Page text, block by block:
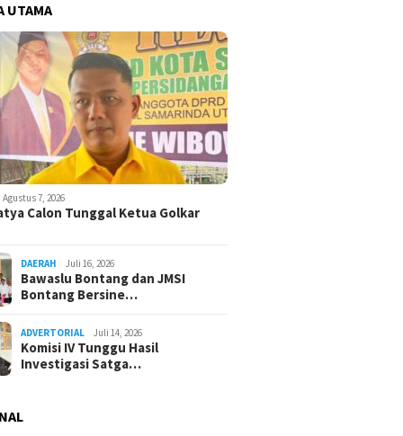
UTAMA
Agustus 7, 2026
Calon Tunggal Ketua Golkar
DAERAH Juli 16, 2026
Bawaslu Bontang dan JMSI
Bontang Bersine…
ADVERTORIAL Juli 14, 2026
Komisi IV Tunggu Hasil
Investigasi Satga…